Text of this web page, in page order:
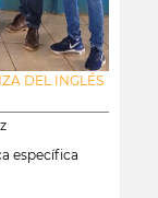
DEL INGLÉS
específica